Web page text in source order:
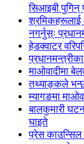
सिआइबी पुगिन्
श्रमिकहरूलाई
नगर्नुस्ः
हेडक्वाटर
माओवादीमा
तथ्याङ्कले
म्यागङमा
बालकुमारी
घाइते
प्रेस काउन्सिल